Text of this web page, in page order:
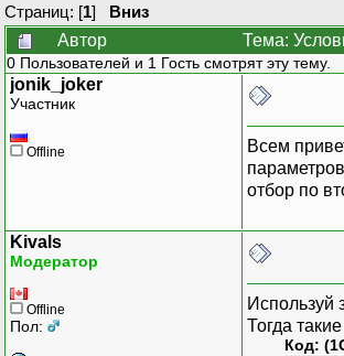
Страниц: [1] Вниз
Автор
Тема:
0 Пользователей и 1 Гость смотрят эту тему.
jonik_joker
Участник
Offline
Всем
отбор по
Kivals
Модератор
Offline
Пол:
Используй
Тогда
Код: